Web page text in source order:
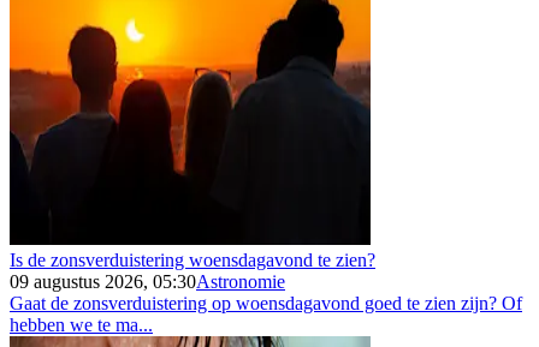
Is de zonsverduistering woensdagavond te zien?
09 augustus 2026, 05:30Astronomie
Gaat de zonsverduistering op woensdagavond goed te zien zijn? Of
hebben we te ma...